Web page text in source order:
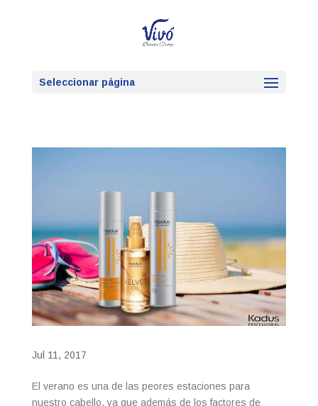
Seleccionar página
Jul 11, 2017
El verano es una de las peores estaciones para
nuestro cabello, ya que además de los factores de